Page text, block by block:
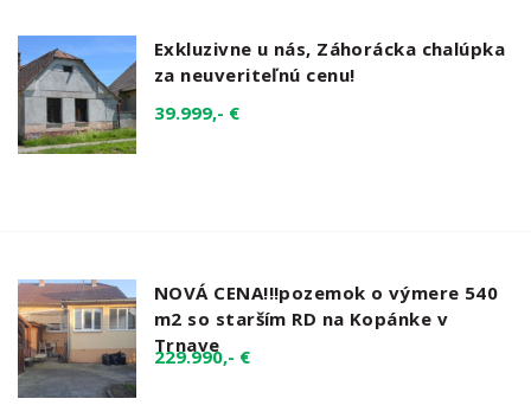
Exkluzivne u nás, Záhorácka chalúpka
za neuveriteľnú cenu!
39.999,- €
NOVÁ CENA!!!pozemok o výmere 540
m2 so starším RD na Kopánke v
Trnave
229.990,- €